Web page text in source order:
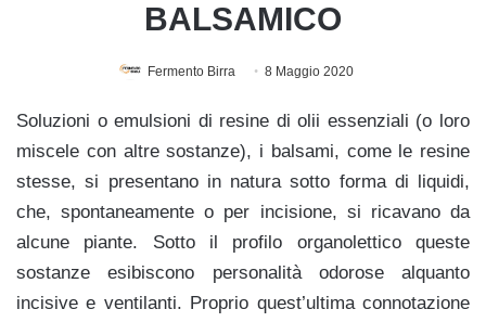
BALSAMICO
Fermento Birra 8 Maggio 2020
Soluzioni o emulsioni di resine di olii essenziali (o loro
miscele con altre sostanze), i balsami, come le resine
stesse, si presentano in natura sotto forma di liquidi,
che, spontaneamente o per incisione, si ricavano da
alcune piante. Sotto il profilo organolettico queste
sostanze esibiscono personalità odorose alquanto
incisive e ventilanti. Proprio quest’ultima connotazione